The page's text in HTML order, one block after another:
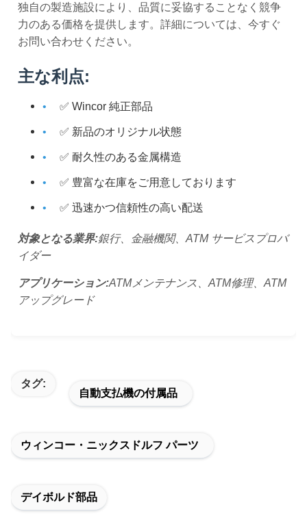
独自の製造施設により、品質に妥協することなく競争
力のある価格を提供します。詳細については、今すぐ
お問い合わせください。
主な利点:
✅ Wincor 純正部品
✅ 新品のオリジナル状態
✅ 耐久性のある金属構造
✅ 豊富な在庫をご用意しております
✅ 迅速かつ信頼性の高い配送
対象となる業界:銀行、金融機関、ATM サービスプロバ
イダー
アプリケーション:ATMメンテナンス、ATM修理、ATM
アップグレード
タグ:
自動支払機の付属品
ウィンコー・ニックスドルフ パーツ
デイボルド部品